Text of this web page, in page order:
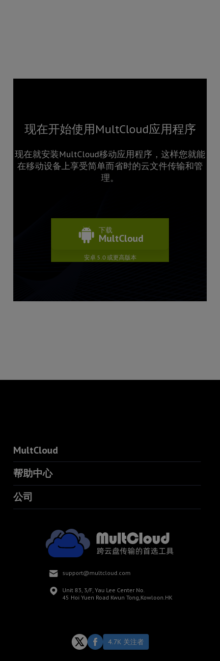
现在开始使用MultCloud应用程序
现在就安装MultCloud移动应用程序，这样您就能
在移动设备上享受简单而省时的云文件传输和管
理。
下载
MultCloud
安卓 5.0 或更高版本
MultCloud
帮助中心
公司
support@multcloud.com
Unit 83, 3/F, Yau Lee Center No.
45 Hoi Yuen Road Kwun Tong,Kowloon.HK
4.7K 关注者